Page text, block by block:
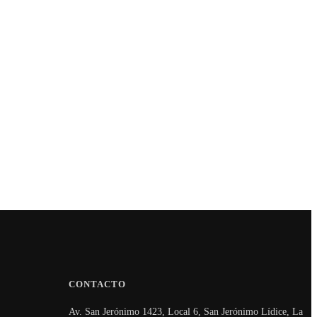
CONTACTO
Av. San Jerónimo 1423, Local 6, San Jerónimo Lídice, La